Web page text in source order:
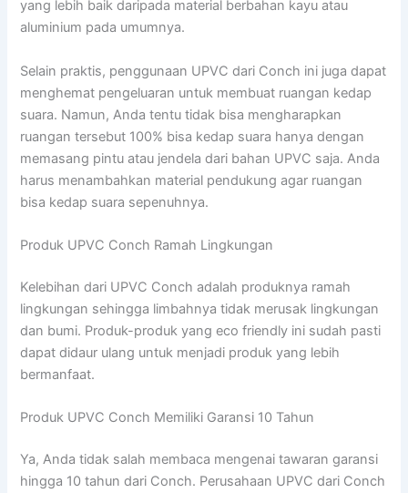
yang lebih baik daripada material berbahan kayu atau
aluminium pada umumnya.
Selain praktis, penggunaan UPVC dari Conch ini juga dapat
menghemat pengeluaran untuk membuat ruangan kedap
suara. Namun, Anda tentu tidak bisa mengharapkan
ruangan tersebut 100% bisa kedap suara hanya dengan
memasang pintu atau jendela dari bahan UPVC saja. Anda
harus menambahkan material pendukung agar ruangan
bisa kedap suara sepenuhnya.
Produk UPVC Conch Ramah Lingkungan
Kelebihan dari UPVC Conch adalah produknya ramah
lingkungan sehingga limbahnya tidak merusak lingkungan
dan bumi. Produk-produk yang eco friendly ini sudah pasti
dapat didaur ulang untuk menjadi produk yang lebih
bermanfaat.
Produk UPVC Conch Memiliki Garansi 10 Tahun
Ya, Anda tidak salah membaca mengenai tawaran garansi
hingga 10 tahun dari Conch. Perusahaan UPVC dari Conch